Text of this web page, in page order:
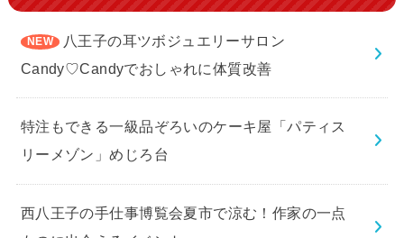
八王子の耳ツボジュエリーサロン
Candy♡Candyでおしゃれに体質改善
特注もできる一級品ぞろいのケーキ屋「パティス
リーメゾン」めじろ台
西八王子の手仕事博覧会夏市で涼む！作家の一点